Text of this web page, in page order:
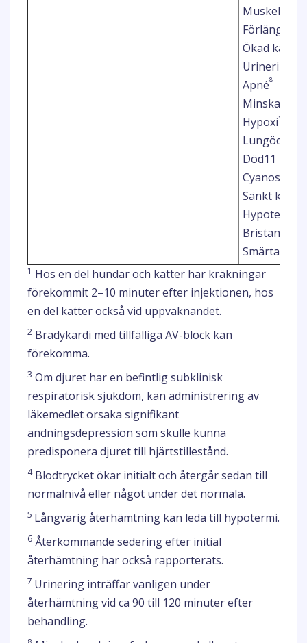
Förlängd
Ökad
Urinering
Apné8
Minskad
Hypoxi10
Lungödem
Död11
Cyanos
Sänkt
Hypotermi
Bristande
Smärta vid
1 Hos en del hundar och katter har kräkningar
förekommit 2–10 minuter efter injektionen, hos
en del katter också vid uppvaknandet.
2 Bradykardi med tillfälliga AV-block kan
förekomma.
3 Om djuret har en befintlig subklinisk
respiratorisk sjukdom, kan administrering av
läkemedlet orsaka signifikant
andningsdepression som skulle kunna
predisponera djuret till hjärtstillestånd.
4Blodtrycket ökar initialt och återgår sedan till
normalnivå eller något under det normala.
5 Långvarig återhämtning kan leda till hypotermi.
6 Återkommande sedering efter initial
återhämtning har också rapporterats.
7 Urinering inträffar vanligen under
återhämtning vid ca 90 till 120 minuter efter
behandling.